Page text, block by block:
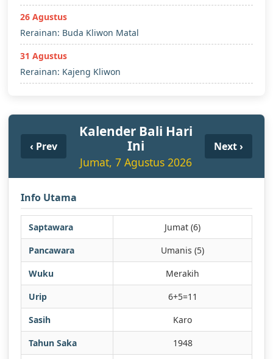
26 Agustus
Rerainan: Buda Kliwon Matal
31 Agustus
Rerainan: Kajeng Kliwon
‹ Prev
Kalender Bali Hari
Ini
Jumat, 7 Agustus 2026
Next ›
Info Utama
Saptawara
Jumat (6)
Pancawara
Umanis (5)
Wuku
Merakih
Urip
6+5=11
Sasih
Karo
Tahun Saka
1948